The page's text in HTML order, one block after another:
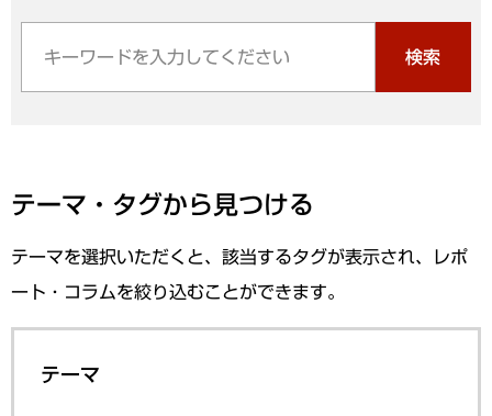
検索
テーマ・タグから見つける
テーマを選択いただくと、該当するタグが表示され、レポ
ート・コラムを絞り込むことができます。
テーマ